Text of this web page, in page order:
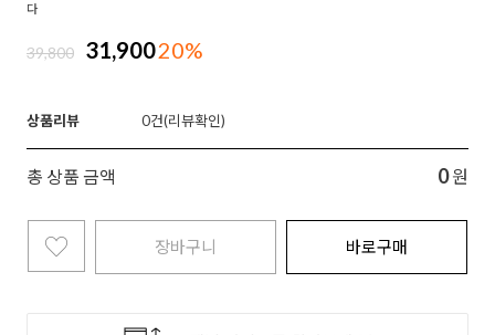
다
39,800 31,90020%
상품리뷰 0
총 상품 금액 0 원
장바구니 바로구매